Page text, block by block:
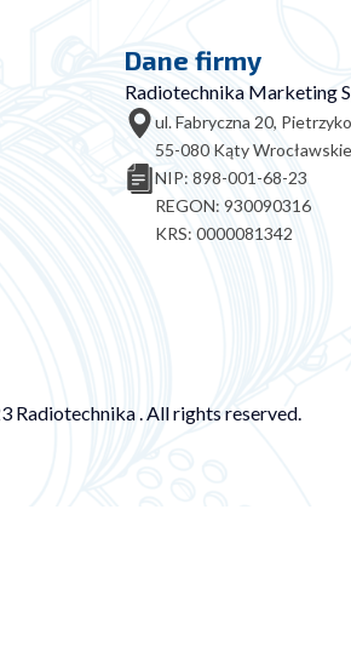
Dane firmy
Radiotechnika Marketing
ul. Fabryczna 20,
55-080 Kąty Wrocławskie
NIP: 898-001-68-23
REGON: 930090316
KRS: 0000081342
Radiotechnika . All rights reserved.